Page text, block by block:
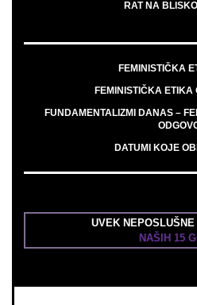
RAT NA
FEMINISTIČKA
FEMINISTIČKA ETIKA
FUNDAMENTALIZMI DANAS –
DATUMI KOJE
UVEK NEPOSLUŠNE
NAŠIH 15